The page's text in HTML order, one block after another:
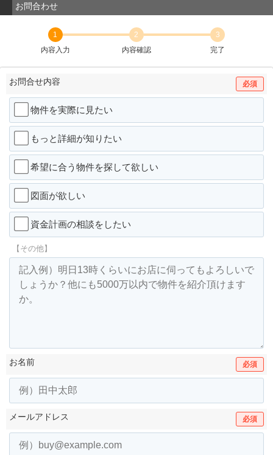
お問合わせ
1
内容入力
2
内容確認
3
完了
お問合せ内容 必須
物件を実際に見たい
もっと詳細が知りたい
希望に合う物件を探して欲しい
図面が欲しい
資金計画の相談をしたい
【その他】
お名前 必須
メールアドレス 必須